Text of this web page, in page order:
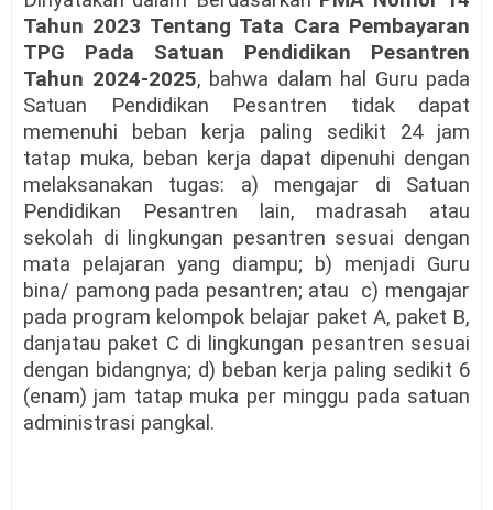
Tahun 2023 Tentang Tata Cara Pembayaran
TPG Pada Satuan Pendidikan Pesantren
Tahun 2024-2025, bahwa dalam hal Guru pada
Satuan Pendidikan Pesantren tidak dapat
memenuhi beban kerja paling sedikit 24 jam
tatap muka, beban kerja dapat dipenuhi dengan
melaksanakan tugas: a) mengajar di Satuan
Pendidikan Pesantren lain, madrasah atau
sekolah di lingkungan pesantren sesuai dengan
mata pelajaran yang diampu; b) menjadi Guru
bina/ pamong pada pesantren; atau c) mengajar
pada program kelompok belajar paket A, paket B,
danjatau paket C di lingkungan pesantren sesuai
dengan bidangnya; d) beban kerja paling sedikit 6
(enam) jam tatap muka per minggu pada satuan
administrasi pangkal.